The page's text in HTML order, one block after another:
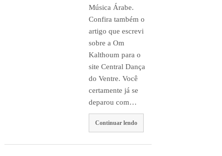
Música Árabe.
Confira também o
artigo que escrevi
sobre a Om
Kalthoum para o
site Central Dança
do Ventre. Você
certamente já se
deparou com…
Continuar lendo